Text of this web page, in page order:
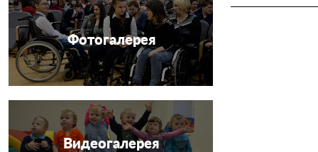
Фотогалерея
Видеогалерея